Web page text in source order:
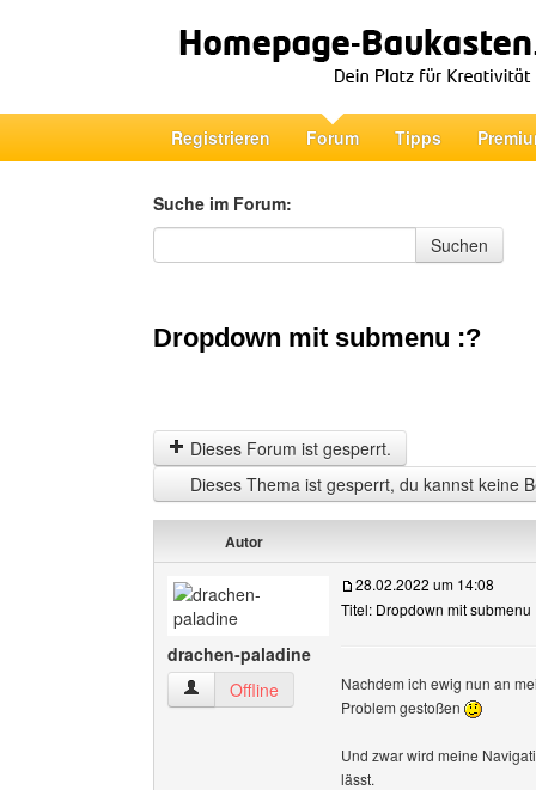
Registrieren Forum Tipps
Suche im Forum:
Suche im Forum
Suchen
Dropdown mit submenu :?
Dieses Forum ist gesperrt.
Dieses Thema ist gesperrt, du kannst keine
Autor
drachen-paladine
drachen-paladine Benutzer-Profile anzeigen
Offline
28.02.2022 um 14:08
Titel: Dropdown mit submenu
Nachdem ich ewig nun an
Problem gestoßen
Und zwar wird meine
lässt.